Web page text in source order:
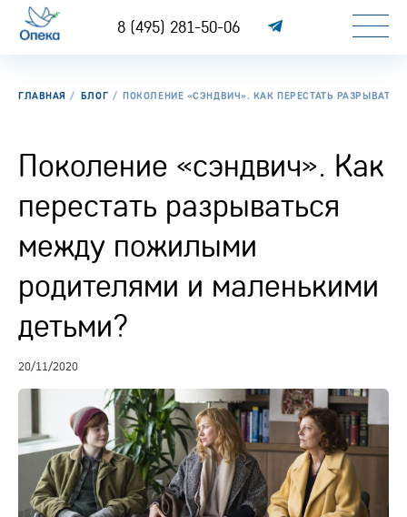
8 (495) 281-50-06
ГЛАВНАЯ БЛОГ ПОКОЛЕНИЕ «СЭНДВИЧ». КАК ПЕРЕСТАТЬ
Поколение «сэндвич». Как
перестать разрываться
между пожилыми
родителями и маленькими
детьми?
20/11/2020